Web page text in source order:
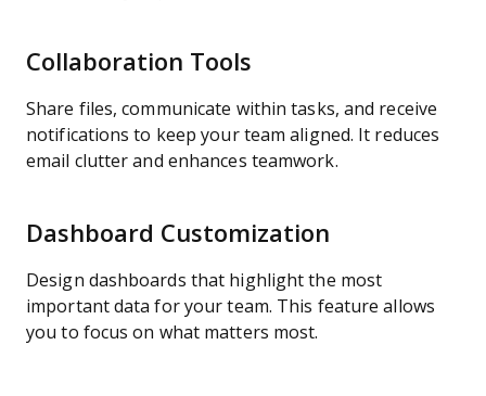
Collaboration Tools
Share files, communicate within tasks, and receive
notifications to keep your team aligned. It reduces
email clutter and enhances teamwork.
Dashboard Customization
Design dashboards that highlight the most
important data for your team. This feature allows
you to focus on what matters most.